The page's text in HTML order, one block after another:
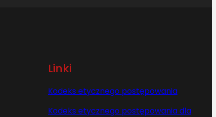
Linki
Kodeks etycznego postępowania
Kodeks etycznego postępowania dla